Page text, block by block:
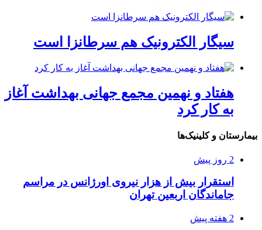
سیگار الکترونیک هم سرطانزا است
هفتاد و نهمین مجمع جهانی بهداشت آغاز
به کار کرد
بیمارستان و کلینیک‌ها
2 روز پیش
استقرار بیش از هزار نیروی اورژانس در مراسم
جاماندگان اربعین تهران
2 هفته پیش